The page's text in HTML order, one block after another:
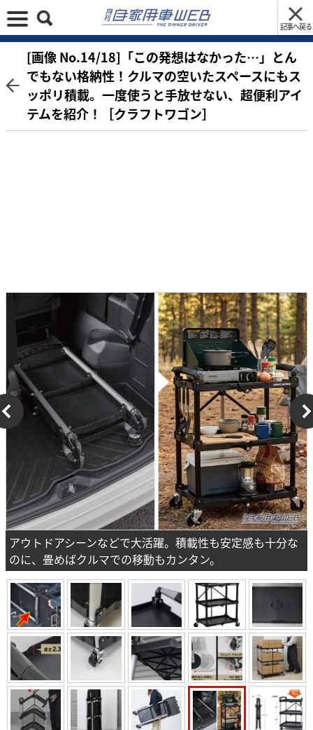
記事へ戻る
[画像 No.14/18]「この発想はなかった…」とん
でもない格納性！クルマの空いたスペースにもス
ッポリ積載。一度使うと手放せない、超便利アイ
テムを紹介！［クラフトワゴン］
アウトドアシーンなどで大活躍。積載性も安定感も十分な
のに、畳めばクルマでの移動もカンタン。